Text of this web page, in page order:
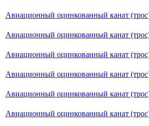
Авиационный оцинкованный канат
Авиационный оцинкованный канат
Авиационный оцинкованный канат
Авиационный оцинкованный канат
Авиационный оцинкованный канат
Авиационный оцинкованный канат